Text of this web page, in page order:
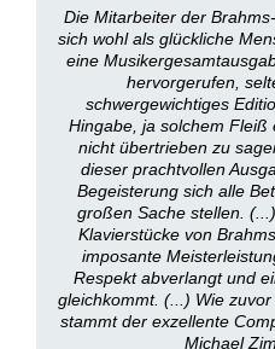
Die Mitarbeiter der
sich wohl als glückliche
eine
hervorgerufen,
schwergewichtiges
Hingabe, ja solchem Fleiß
nicht übertrieben zu
dieser prachtvollen
Begeisterung sich alle
großen Sache stellen.
Klavierstücke von
imposante
Respekt abverlangt und
gleichkommt. (...) Wie
stammt der exzellente
Michael